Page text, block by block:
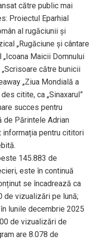
către public mai
Proiectul Eparhial
al rugăciunii și
„Rugăciune și cântare
Maicii Domnului
către bunicii
„Ziua Mondială a
citite, ca „Sinaxarul”
succes pentru
de Părintele Adrian
informația pentru cititori
145.883 de
este în continuă
se încadrează ca
de vizualizări pe lună;
lunile decembrie 2025
de vizualizări de
are 8.078 de